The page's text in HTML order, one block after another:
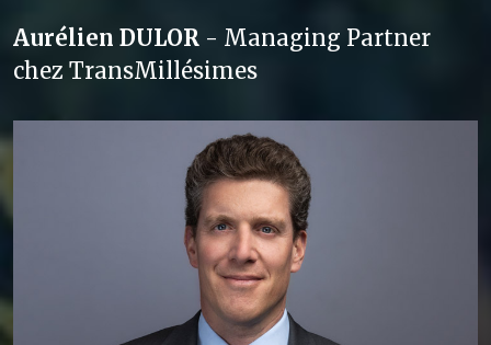
Aurélien DULOR - Managing Partner
chez TransMillésimes